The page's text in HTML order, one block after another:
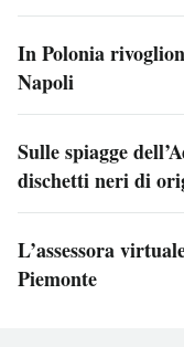
In Polonia
Napoli
Sulle spiagge
dischetti neri di
L’assessora
Piemonte